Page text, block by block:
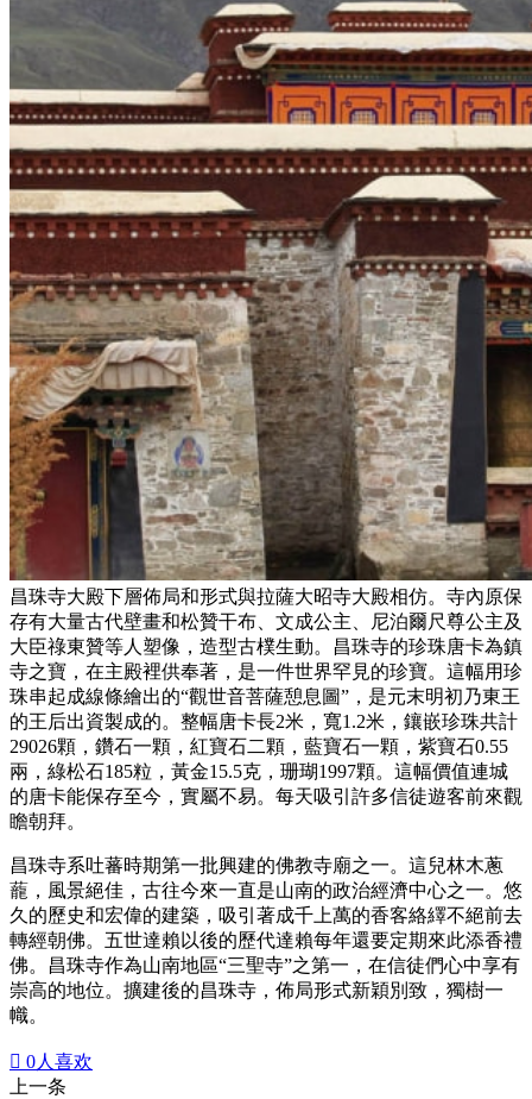
昌珠寺大殿下層佈局和形式與拉薩大昭寺大殿相仿。寺內原保
存有大量古代壁畫和松贊干布、文成公主、尼泊爾尺尊公主及
大臣祿東贊等人塑像，造型古樸生動。昌珠寺的珍珠唐卡為鎮
寺之寶，在主殿裡供奉著，是一件世界罕見的珍寶。這幅用珍
珠串起成線條繪出的“觀世音菩薩憩息圖”，是元末明初乃東王
的王后出資製成的。整幅唐卡長2米，寬1.2米，鑲嵌珍珠共計
29026顆，鑽石一顆，紅寶石二顆，藍寶石一顆，紫寶石0.55
兩，綠松石185粒，黃金15.5克，珊瑚1997顆。這幅價值連城
的唐卡能保存至今，實屬不易。每天吸引許多信徒遊客前來觀
瞻朝拜。
昌珠寺系吐蕃時期第一批興建的佛教寺廟之一。這兒林木蔥
蘢，風景絕佳，古往今來一直是山南的政治經濟中心之一。悠
久的歷史和宏偉的建築，吸引著成千上萬的香客絡繹不絕前去
轉經朝佛。五世達賴以後的歷代達賴每年還要定期來此添香禮
佛。昌珠寺作為山南地區“三聖寺”之第一，在信徒們心中享有
崇高的地位。擴建後的昌珠寺，佈局形式新穎別致，獨樹一
幟。
 0人喜欢
上一条